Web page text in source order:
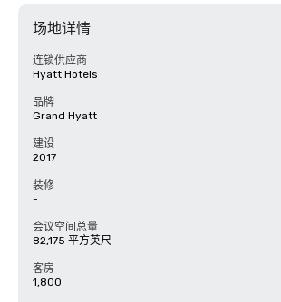
场地详情
连锁供应商
Hyatt Hotels
品牌
Grand Hyatt
建设
2017
装修
-
会议空间总量
82,175 平方英尺
客房
1,800